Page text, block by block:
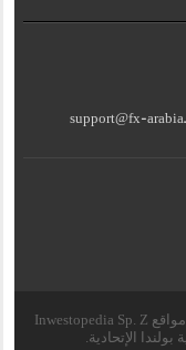
support@fx-
– احدى مواقع Inwestopedia Sp. Z